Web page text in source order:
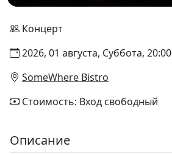
Концерт
2026, 01 августа, Суббота, 20:00
SomeWhere Bistro
Стоимость: Вход свободный
Описание